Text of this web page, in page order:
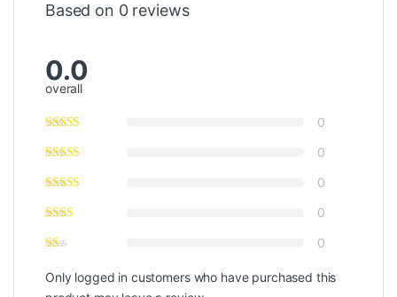
Based on 0 reviews
0.0
overall
0
0
0
0
0
Only logged in customers who have purchased this